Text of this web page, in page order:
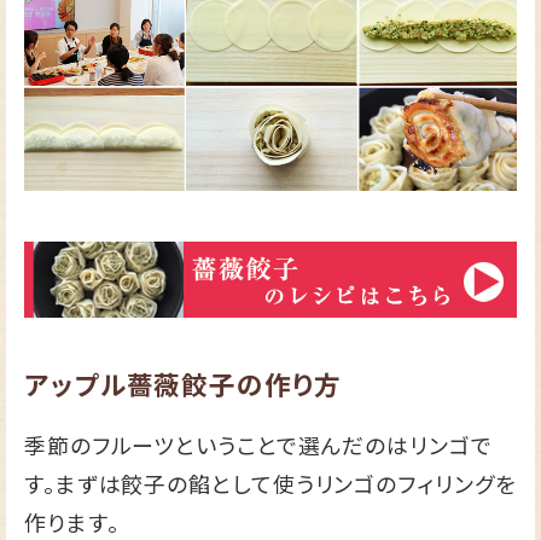
アップル薔薇餃子の作り方
季節のフルーツということで選んだのはリンゴで
す。まずは餃子の餡として使うリンゴのフィリングを
作ります。